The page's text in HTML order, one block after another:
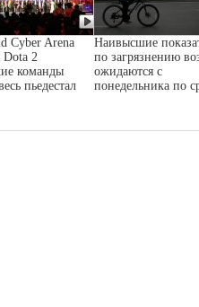
Cyber Arena
Dota 2
команды
пьедестал
Наивысшие
по загрязнению
ожидаются с
понедельника по